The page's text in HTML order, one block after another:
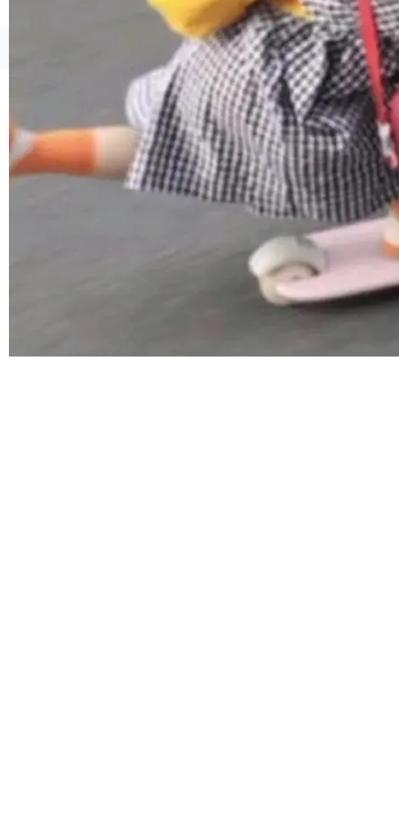
©OSCHINA(OSChina.NET) 京ICP备2025119063号